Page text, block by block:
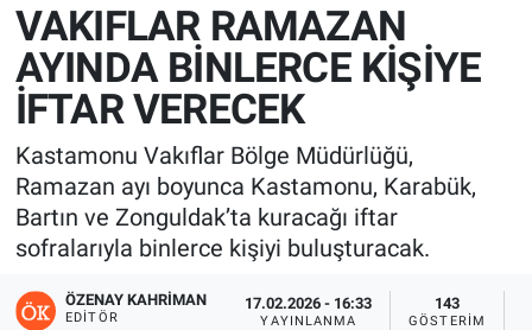
VAKIFLAR RAMAZAN
AYINDA BİNLERCE KİŞİYE
İFTAR VERECEK
Kastamonu Vakıflar Bölge Müdürlüğü,
Ramazan ayı boyunca Kastamonu, Karabük,
Bartın ve Zonguldak’ta kuracağı iftar
sofralarıyla binlerce kişiyi buluşturacak.
ÖZENAY KAHRIMAN
EDITÖR
17.02.2026 - 16:33
YAYINLANMA
143
GÖSTERIM